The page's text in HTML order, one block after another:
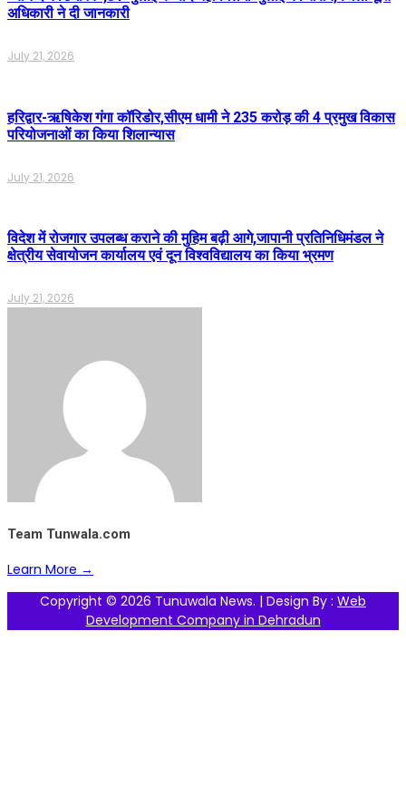
अधिकारी ने दी जानकारी
July 21, 2026
हरिद्वार-ऋषिकेश गंगा कॉरिडोर,सीएम धामी ने 235 करोड़ की 4 प्रमुख विकास
परियोजनाओं का किया शिलान्यास
July 21, 2026
विदेश में रोजगार उपलब्ध कराने की मुहिम बढ़ी आगे,जापानी प्रतिनिधिमंडल ने
क्षेत्रीय सेवायोजन कार्यालय एवं दून विश्वविद्यालय का किया भ्रमण
July 21, 2026
Team Tunwala.com
Learn More →
Copyright © 2026 Tunuwala News. | Design By : Web
Development Company in Dehradun